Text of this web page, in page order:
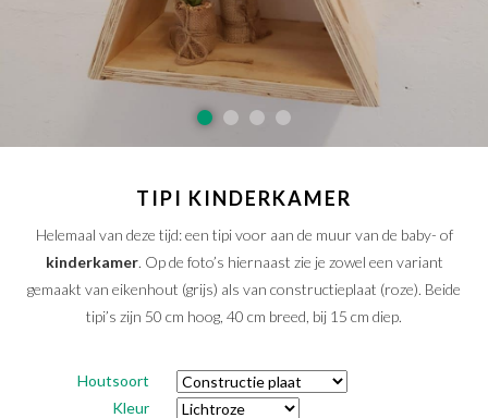
Levertijden
Contact
TIPI KINDERKAMER
Helemaal van deze tijd: een tipi voor aan de muur van de baby- of
kinderkamer. Op de foto’s hiernaast zie je zowel een variant
gemaakt van eikenhout (grijs) als van constructieplaat (roze). Beide
tipi’s zijn 50 cm hoog, 40 cm breed, bij 15 cm diep.
Houtsoort
Kleur